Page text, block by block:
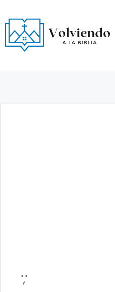
al
contenido
','